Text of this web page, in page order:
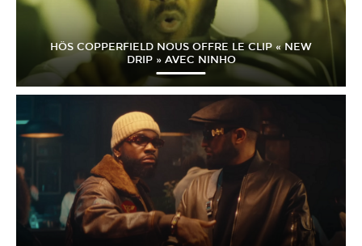
HÖS COPPERFIELD NOUS OFFRE LE CLIP « NEW
DRIP » AVEC NINHO